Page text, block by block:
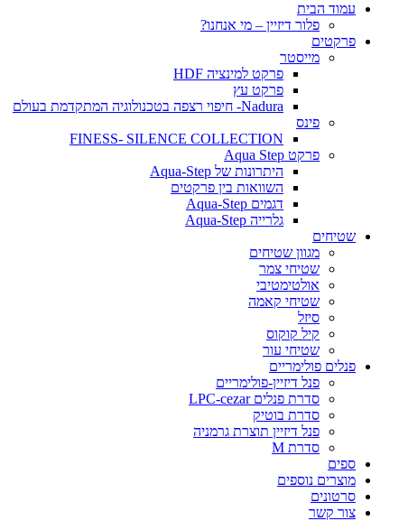
עמוד הבית
פלור דיזיין – מי אנחנו?
פרקטים
מייסטר
פרקט למינציה HDF
פרקט עץ
Nadura- חיפוי רצפה בטכנולוגיה המתקדמת בעולם
פינס
FINESS- SILENCE COLLECTION
פרקט Aqua Step
היתרונות של Aqua-Step
השוואות בין פרקטים
דגמים Aqua-Step
גלרייה Aqua-Step
שטיחים
מגוון שטיחים
שטיחי צמר
אולטימטיבי
שטיחי קאמה
סיזל
קיל קוקוס
שטיחי עור
פנלים פולימריים
פנל דיזיין-פולימריים
סדרת פנלים LPC-cezar
סדרת בוטיק
פנל דיזיין תוצרת גרמניה
סדרת M
ספים
מוצרים נוספים
סרטונים
צור קשר